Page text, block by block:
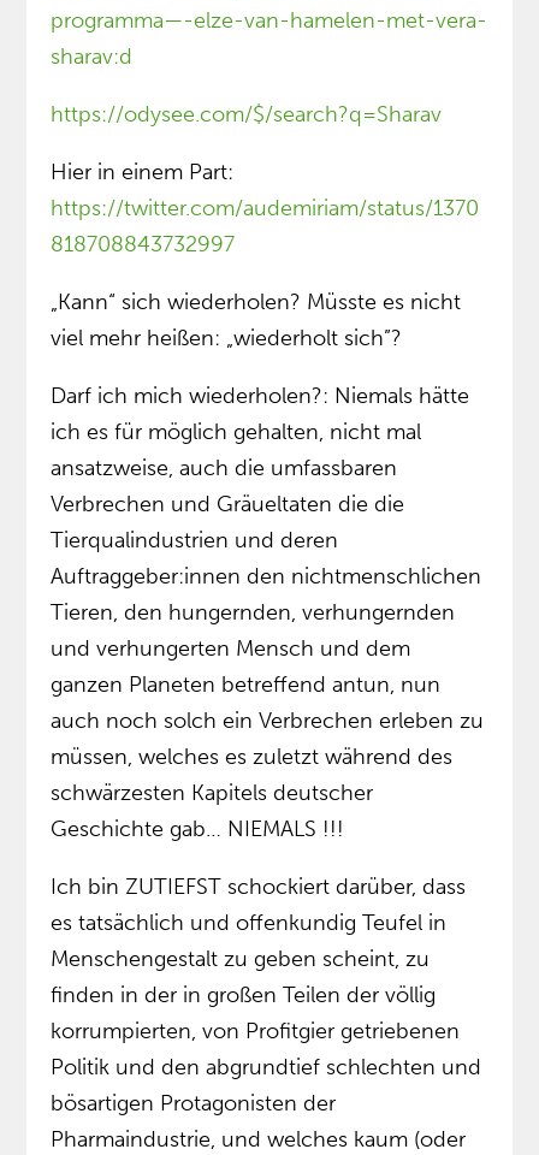
programma—-elze-van-hamelen-met-vera-
sharav:d
https://odysee.com/$/search?q=Sharav
Hier in einem Part:
https://twitter.com/audemiriam/status/1370
818708843732997
„Kann“ sich wiederholen? Müsste es nicht
viel mehr heißen: „wiederholt sich”?
Darf ich mich wiederholen?: Niemals hätte
ich es für möglich gehalten, nicht mal
ansatzweise, auch die umfassbaren
Verbrechen und Gräueltaten die die
Tierqualindustrien und deren
Auftraggeber:innen den nichtmenschlichen
Tieren, den hungernden, verhungernden
und verhungerten Mensch und dem
ganzen Planeten betreffend antun, nun
auch noch solch ein Verbrechen erleben zu
müssen, welches es zuletzt während des
schwärzesten Kapitels deutscher
Geschichte gab… NIEMALS !!!
Ich bin ZUTIEFST schockiert darüber, dass
es tatsächlich und offenkundig Teufel in
Menschengestalt zu geben scheint, zu
finden in der in großen Teilen der völlig
korrumpierten, von Profitgier getriebenen
Politik und den abgrundtief schlechten und
bösartigen Protagonisten der
Pharmaindustrie, und welches kaum (oder